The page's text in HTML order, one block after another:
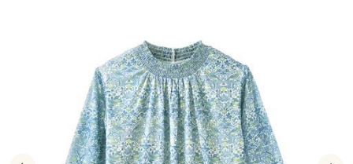
ジュニア・ティーンズ下着
キッチン・雑貨・日用品
寝具・インテリア・家具通販すべて
寝具・ベッド
美容・健康通販すべて
美容・健康・サプリメント
制服・スクール
制服・スクールすべて
大きいサイズ
キッチン・雑貨・日用品
寝具・ベッド
カーテン・ラグ・ファブリック
美容・健康通販すべて
美容・健康・サプリメント
制服・スクールすべて
制服・学生服
大きいサイズ
大きいサイズ通販すべて